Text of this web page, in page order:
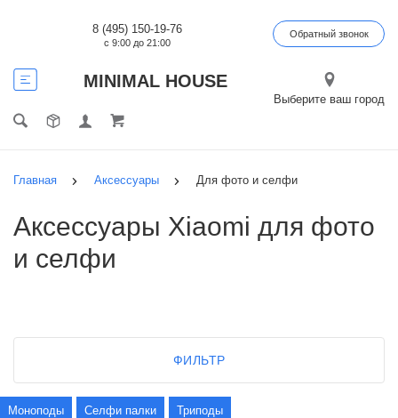
MINIMAL HOUSE
8 (495) 150-19-76
с 9:00 до 21:00
Обратный звонок
Выберите ваш город
Главная Аксессуары Для фото и селфи
Аксессуары Xiaomi для фото
и селфи
ФИЛЬТР
Моноподы Селфи палки Триподы